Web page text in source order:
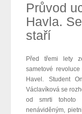
Průvod
Havla.
staří
Před třemi lety
sametové
Havel. Student
Václavíková se
od smrti tohoto
nenáviděným,